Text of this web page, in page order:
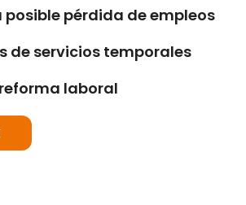
posible pérdida de empleos
de servicios temporales
laboral